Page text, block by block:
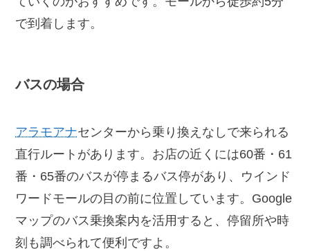
で到着します。
バスの場合
アラモアナセンターから乗り換えなしで来られる
直行ルートがあります。お店の近くには60番・61
番・65番のバスが停まるバス停があり、ウインド
ワードモールの目の前に位置しています。Google
マップのバス乗換案内を活用すると、停留所や時
刻も調べられて便利ですよ。